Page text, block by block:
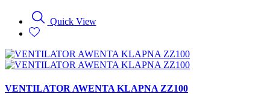
Quick View
VENTILATOR AWENTA KLAPNA ZZ100